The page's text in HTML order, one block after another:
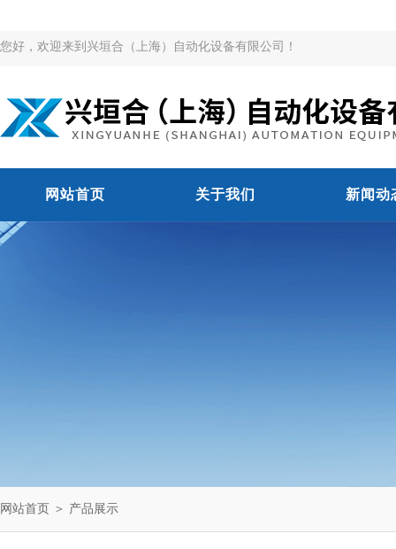
您好，欢迎来到兴垣合（上海）自动化设备有限公司！
网站首页 关于我们 新闻动
网站首页 ＞ 产品展示